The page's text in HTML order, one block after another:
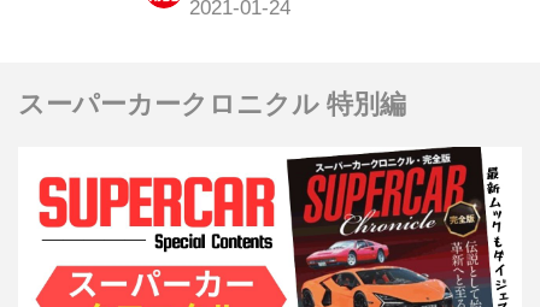
スーパーカークロニクル 特別編